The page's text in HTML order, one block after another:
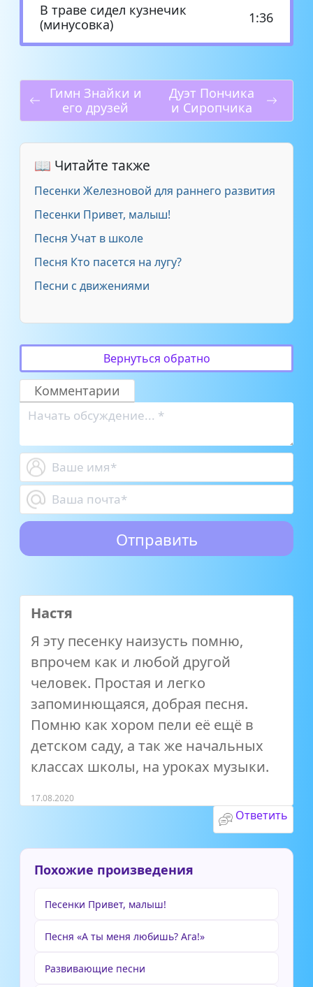
В траве сидел кузнечик
(минусовка)
1:36
Гимн Знайки и
его друзей
Дуэт Пончика
и Сиропчика
📖 Читайте также
Песенки Железновой для раннего развития
Песенки Привет, малыш!
Песня Учат в школе
Песня Кто пасется на лугу?
Песни с движениями
Вернуться обратно
Комментарии
Настя
Я эту песенку наизусть помню,
впрочем как и любой другой
человек. Простая и легко
запоминющаяся, добрая песня.
Помню как хором пели её ещё в
детском саду, а так же начальных
классах школы, на уроках музыки.
17.08.2020
Ответить
Похожие произведения
Песенки Привет, малыш!
Песня «А ты меня любишь? Ага!»
Развивающие песни